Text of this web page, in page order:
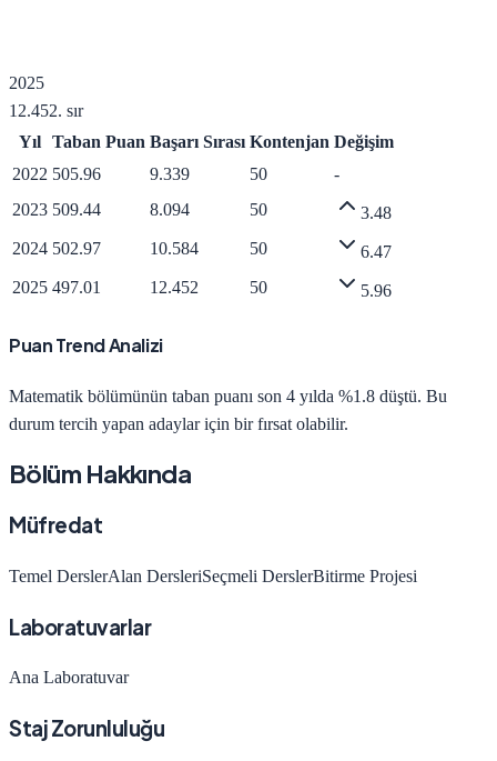
2025
12.452. sır
Yıl Taban Puan Başarı Sırası Kontenjan Değişim
2022 505.96 9.339 50
-
2023 509.44 8.094 50
3.48
2024 502.97 10.584 50
6.47
2025 497.01 12.452 50 5.96
Puan Trend Analizi
Matematik bölümünün taban puanı son 4 yılda %1.8 düştü. Bu
durum tercih yapan adaylar için bir fırsat olabilir.
Bölüm Hakkında
Müfredat
Temel DerslerAlan DersleriSeçmeli DerslerBitirme Projesi
Laboratuvarlar
Ana Laboratuvar
Staj Zorunluluğu